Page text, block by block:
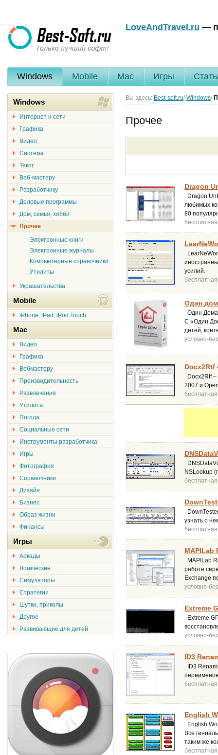
LoveAndTravel.ru —
Windows Mobile Mac Игры
Вы здесь: Best-soft.ru/ Windows/
Прочее
Dragon
Dragon
любимых
80
бесплатная
усилий.
бесплатная
Один
Один Дома
С «Один
детей,
условно-
Docx2Rtf
Docx2Rtf
2007 и
бесплатная
NSLookup
бесплатная
узнать о
бесплатная
MAPILab
MAPILab
работе
Exchange
условно-
Extreme
Extreme
условно-
ID3
ID3
бесплатная
English
English
Все
таким же
бесплатная
Windows
Интернет и сети
Графика
Видео
Система
Текст
Веб-мастеру
Разработчику
Деловые программы
Дом, семья, хобби
Прочее
Электронные книги
Электронные журналы
Компьютерные справочники
Утилиты
Украшательства
Mobile
iPhone, iPad, iPod Touch
Mac
Видео
Графика
Вебмастеру
Производительность
Развлечения
Утилиты
Погода
Социальные сети
Инструменты разработчика
Игры
Фотография
Справочники
Дизайн
Бизнес
Образ жизни
Финансы
Игры
Аркады
Логические
Симуляторы
Стратегии
Шутки, приколы
Другое
Развивающие для детей